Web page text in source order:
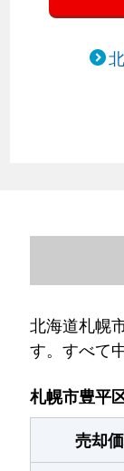
北海道札幌
す。すべて
札幌市豊平
売却